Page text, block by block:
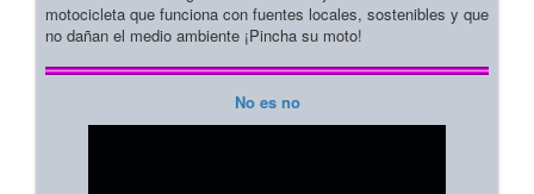
motocicleta que funciona con fuentes locales, sostenibles y que
no dañan el medio ambiente ¡Pincha su moto!
No es no